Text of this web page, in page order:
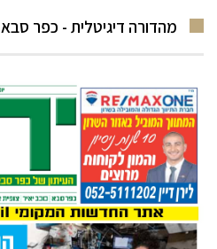
מהדורה דיגיטלית - כפר סבא